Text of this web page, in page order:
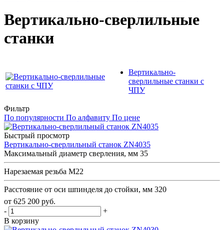
Вертикально-сверлильные
станки
Вертикально-
сверлильные станки с
ЧПУ
Фильтр
По популярности По алфавиту По цене
Быстрый просмотр
Вертикально-сверлильный станок ZN4035
Максимальный диаметр сверления, мм 35
Нарезаемая резьба М22
Расстояние от оси шпинделя до стойки, мм 320
от 625 200 руб.
-
+
В корзину